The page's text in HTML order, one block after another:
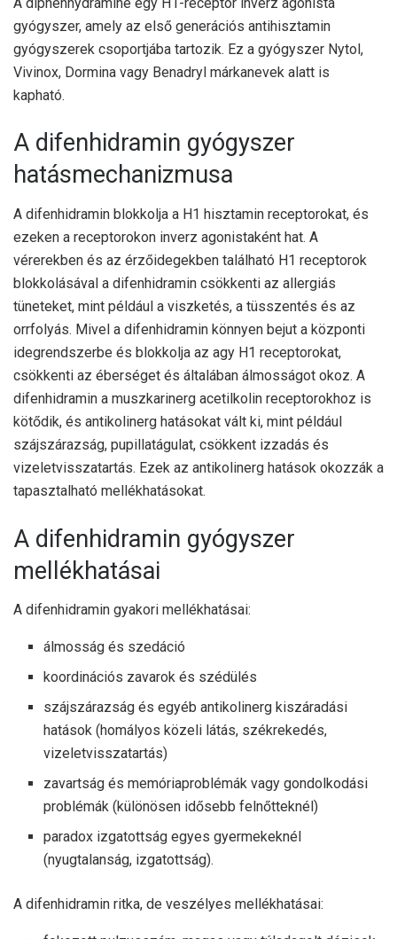
gyógyszer, amely az első generációs antihisztamin
gyógyszerek csoportjába tartozik. Ez a gyógyszer Nytol,
Vivinox, Dormina vagy Benadryl márkanevek alatt is
kapható.
A difenhidramin gyógyszer
hatásmechanizmusa
A difenhidramin blokkolja a H1 hisztamin receptorokat, és
ezeken a receptorokon inverz agonistaként hat. A
vérerekben és az érzőidegekben található H1 receptorok
blokkolásával a difenhidramin csökkenti az allergiás
tüneteket, mint például a viszketés, a tüsszentés és az
orrfolyás. Mivel a difenhidramin könnyen bejut a központi
idegrendszerbe és blokkolja az agy H1 receptorokat,
csökkenti az éberséget és általában álmosságot okoz. A
difenhidramin a muszkarinerg acetilkolin receptorokhoz is
kötődik, és antikolinerg hatásokat vált ki, mint például
szájszárazság, pupillatágulat, csökkent izzadás és
vizeletvisszatartás. Ezek az antikolinerg hatások okozzák a
tapasztalható mellékhatásokat.
A difenhidramin gyógyszer
mellékhatásai
A difenhidramin gyakori mellékhatásai:
álmosság és szedáció
koordinációs zavarok és szédülés
szájszárazság és egyéb antikolinerg kiszáradási
hatások (homályos közeli látás, székrekedés,
vizeletvisszatartás)
zavartság és memóriaproblémák vagy gondolkodási
problémák (különösen idősebb felnőtteknél)
paradox izgatottság egyes gyermekeknél
(nyugtalanság, izgatottság).
A difenhidramin ritka, de veszélyes mellékhatásai: